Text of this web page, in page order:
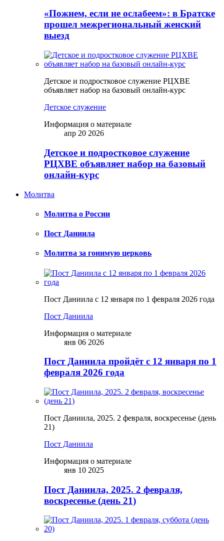
«Пожнем, если не ослабеем»: в Братске
прошел межрегиональный женский
выезд
Детское и подростковое служение РЦХВЕ
объявляет набор на базовый онлайн-курс
Детское служение
Информация о материале
апр 20 2026
Детское и подростковое служение
РЦХВЕ объявляет набор на базовый
онлайн-курс
Молитва
Молитва о России
Пост Даниила
Молитва за гонимую церковь
Пост Даниила с 12 января по 1 февраля 2026 года
Пост Даниила
Информация о материале
янв 06 2026
Пост Даниила пройдёт с 12 января по 1
февраля 2026 года
Пост Даниила, 2025. 2 февраля, воскресенье (день
21)
Пост Даниила
Информация о материале
янв 10 2025
Пост Даниила, 2025. 2 февраля,
воскресенье (день 21)